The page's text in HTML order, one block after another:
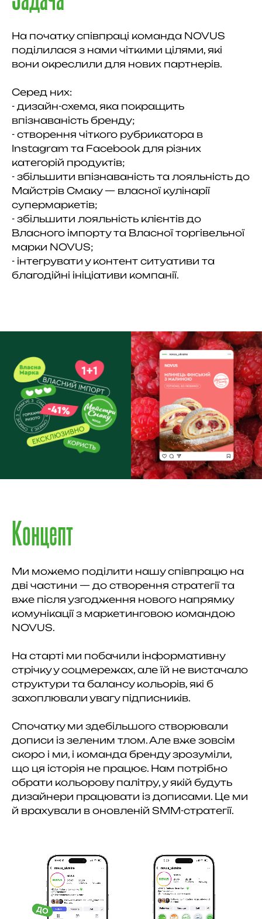
На початку співпраці команда NOVUS
поділилася з нами чіткими цілями, які
вони окреслили для нових партнерів.
Серед них:
- дизайн-схема, яка покращить
впізнаваність бренду;
- створення чіткого рубрикатора в
Instagram та Facebook для різних
категорій продуктів;
- збільшити впізнаваність та лояльність до
Майстрів Смаку — власної кулінарії
супермаркетів;
- збільшити лояльність клієнтів до
Власного імпорту та Власної торгівельної
марки NOVUS;
- інтегрувати у контент ситуативи та
благодійні ініціативи компанії.
Концепт
Ми можемо поділити нашу співпрацю на
дві частини — до створення стратегії та
вже після узгодження нового напрямку
комунікації з маркетинговою командою
NOVUS.
На старті ми побачили інформативну
стрічку у соцмережах, але їй не вистачало
структури та балансу кольорів, які б
захоплювали увагу підписників.
Спочатку ми здебільшого створювали
дописи із зеленим тлом. Але вже зовсім
скоро і ми, і команда бренду зрозуміли,
що ця історія не працює. Нам потрібно
обрати кольорову палітру, у якій будуть
дизайнери працювати із дописами. Це ми
й врахували в оновленій SMM-стратегії.